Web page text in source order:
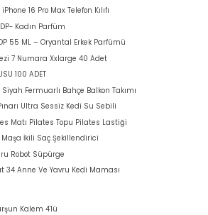
16 Pro Max Telefon Kılıfı
Kadın Parfüm
55 ML – Oryantal Erkek Parfümü
7 Numara Xxlarge 40 Adet
100 ADET
Siyah Fermuarlı Bahçe Balkon Takımı
Ultra Sessiz Kedi Su Sebili
Matı Pilates Topu Pilates Lastiği
İkili Saç Şekillendirici
Robot Süpürge
34 Anne Ve Yavru Kedi Maması
Kalem 4'lü